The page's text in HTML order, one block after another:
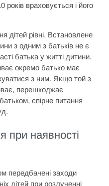
враховується і його
дітей рівні. Встановлене
з одним з батьків не є
батька у житті дитини.
окремо батько має
з ним. Якщо той з
перешкоджає
спірне питання
при наявності
передбачені заходи
дітей при розлученні